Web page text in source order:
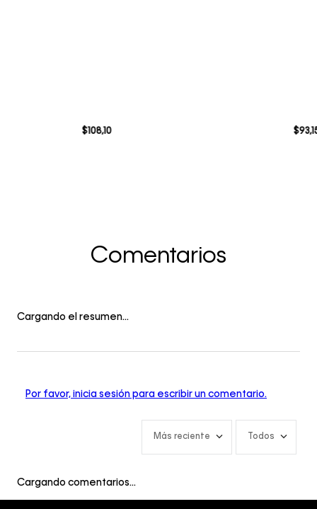
$108,10 $93,
Comentarios
Cargando el resumen…
Por favor, inicia sesión para escribir un comentario.
Más reciente Todos
Cargando comentarios…